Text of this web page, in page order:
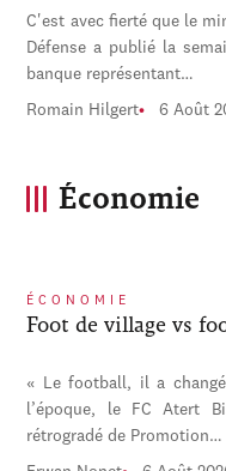
C'est avec fierté que le
Défense a publié la
banque représentant…
Romain Hilgert 6 Août
Économie
ÉCONOMIE
Foot de village vs
« Le football, il a
l’époque, le FC Atert
rétrogradé de Promotion…